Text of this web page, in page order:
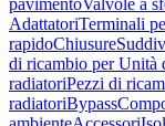
pavimentoValvole a
AdattatoriTerminali
rapidoChiusure
di ricambio per Unità
radiatoriPezzi di
radiatoriBypass